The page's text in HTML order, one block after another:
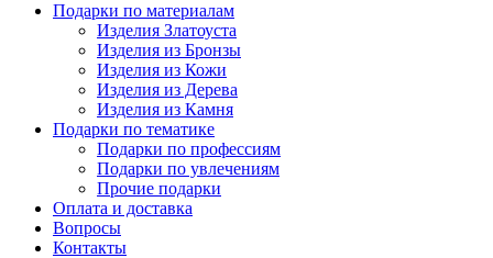
Подарки по материалам
Изделия Златоуста
Изделия из Бронзы
Изделия из Кожи
Изделия из Дерева
Изделия из Камня
Подарки по тематике
Подарки по профессиям
Подарки по увлечениям
Прочие подарки
Оплата и доставка
Вопросы
Контакты